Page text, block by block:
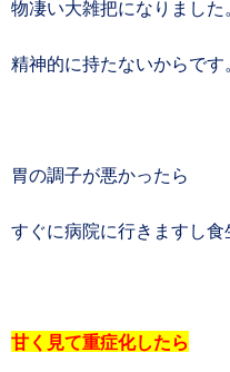
物凄い大雑把になりました
精神的に持たないからです
胃の調子が悪かったら
すぐに病院に行きますし食
甘く見て重症化したら